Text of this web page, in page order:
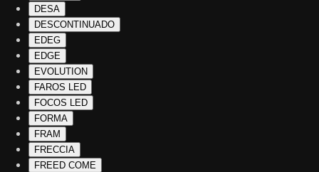
DESA
DESCONTINUADO
EDEG
EDGE
EVOLUTION
FAROS LED
FOCOS LED
FORMA
FRAM
FRECCIA
FREED COME